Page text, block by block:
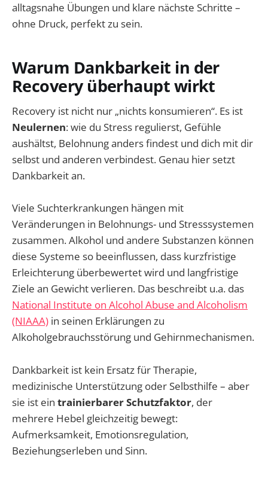
alltagsnahe Übungen und klare nächste Schritte –
ohne Druck, perfekt zu sein.
Warum Dankbarkeit in der
Recovery überhaupt wirkt
Recovery ist nicht nur „nichts konsumieren“. Es ist
Neulernen: wie du Stress regulierst, Gefühle
aushältst, Belohnung anders findest und dich mit dir
selbst und anderen verbindest. Genau hier setzt
Dankbarkeit an.
Viele Suchterkrankungen hängen mit
Veränderungen in Belohnungs- und Stresssystemen
zusammen. Alkohol und andere Substanzen können
diese Systeme so beeinflussen, dass kurzfristige
Erleichterung überbewertet wird und langfristige
Ziele an Gewicht verlieren. Das beschreibt u.a. das
National Institute on Alcohol Abuse and Alcoholism
(NIAAA) in seinen Erklärungen zu
Alkoholgebrauchsstörung und Gehirnmechanismen.
Dankbarkeit ist kein Ersatz für Therapie,
medizinische Unterstützung oder Selbsthilfe – aber
sie ist ein trainierbarer Schutzfaktor, der
mehrere Hebel gleichzeitig bewegt:
Aufmerksamkeit, Emotionsregulation,
Beziehungserleben und Sinn.